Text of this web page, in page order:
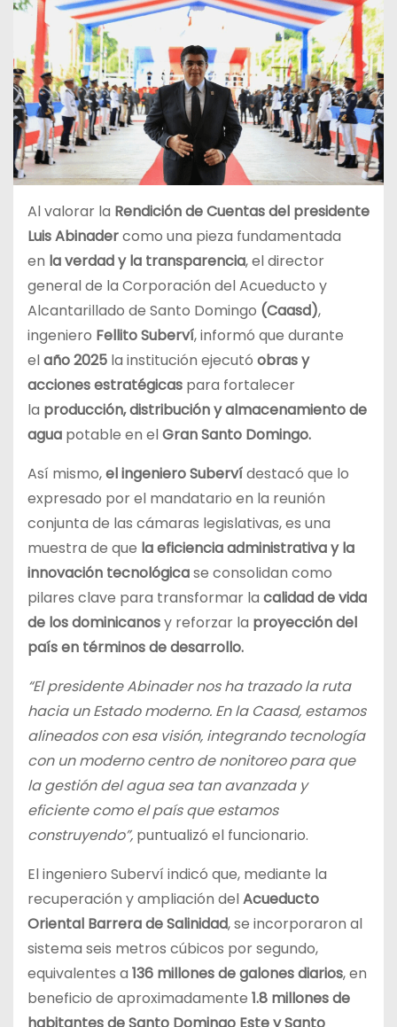
Al valorar la Rendición de Cuentas del presidente
Luis Abinadercomo una pieza fundamentada
en la verdad y la transparencia, el director
general de la Corporación del Acueducto y
Alcantarillado de Santo Domingo (Caasd),
ingeniero Fellito Suberví, informó que durante
elaño 2025 la institución ejecutó obras y
acciones estratégicas para fortalecer
la producción, distribución y almacenamiento de
agua potable en elGran Santo Domingo.
Así mismo,el ingeniero Subervídestacó que lo
expresado por el mandatario en la reunión
conjunta de las cámaras legislativas, es una
muestra de que la eficiencia administrativa y la
innovación tecnológicase consolidan como
pilares clave para transformar la calidad de vida
de los dominicanosy reforzar la proyección del
país en términos de desarrollo.
“El presidente Abinader nos ha trazado la ruta
hacia un Estado moderno. En la Caasd, estamos
alineados con esa visión, integrando tecnología
con un moderno centro de nonitoreo para que
la gestión del agua sea tan avanzada y
eficiente como el país que estamos
construyendo”, puntualizó el funcionario.
El ingeniero Suberví indicó que, mediante la
recuperación y ampliación delAcueducto
Oriental Barrera de Salinidad, se incorporaron al
sistema seis metros cúbicos por segundo,
equivalentes a 136 millones de galones diarios, en
beneficio de aproximadamente 1.8 millones de